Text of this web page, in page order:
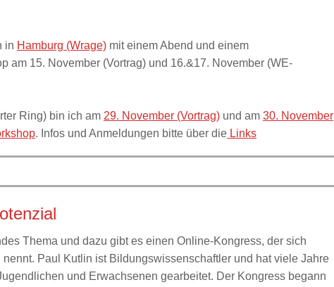
in Hamburg (Wrage) mit einem Abend und einem
am 15. November (Vortrag) und 16.&17. November (WE-
Ring) bin ich am 29. November (Vortrag) und am 30. November
. Infos und Anmeldungen bitte über die Links
Thema und dazu gibt es einen Online-Kongress, der sich
Paul Kutlin ist Bildungswissenschaftler und hat viele Jahre
und Erwachsenen gearbeitet. Der Kongress begann